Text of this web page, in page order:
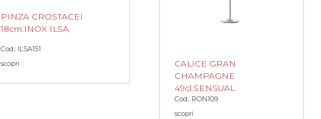
PINZA CROSTACEI
18cm.INOX ILSA
Cod.: ILSA151
scopri
CALICE GRAN
CHAMPAGNE
49cl.SENSUAL
Cod.: RON109
scopri